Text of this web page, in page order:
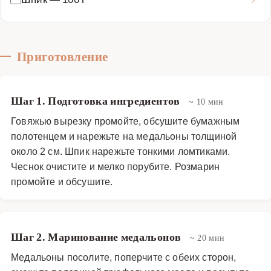
Приготовление
Шаг 1. Подготовка ингредиентов ~ 10 мин
Говяжью вырезку промойте, обсушите бумажным
полотенцем и нарежьте на медальоны толщиной
около 2 см. Шпик нарежьте тонкими ломтиками.
Чеснок очистите и мелко порубите. Розмарин
промойте и обсушите.
Шаг 2. Маринование медальонов ~ 20 мин
Медальоны посолите, поперчите с обеих сторон,